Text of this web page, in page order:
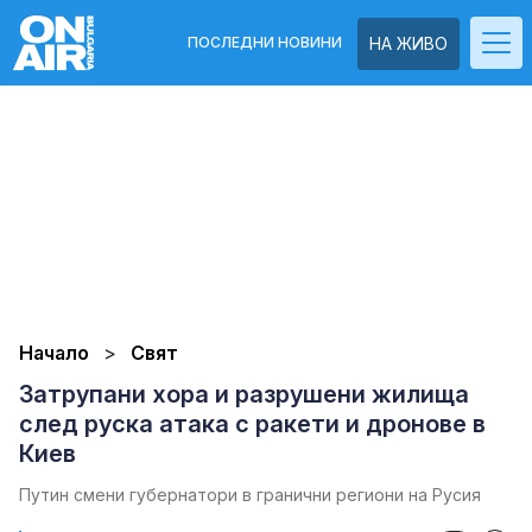
НА ЖИВО
ПОСЛЕДНИ НОВИНИ
Начало Свят
Затрупани хора и разрушени жилища
след руска атака с ракети и дронове в
Киев
Путин смени губернатори в гранични региони на Русия